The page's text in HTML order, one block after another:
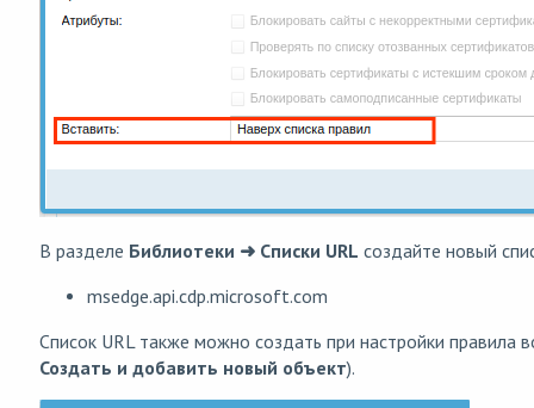
В разделе Библиотеки ➜ Списки URL создайте новый
msedge.api.cdp.microsoft.com
Список URL также можно создать при настройки правила
Создать и добавить новый объект).